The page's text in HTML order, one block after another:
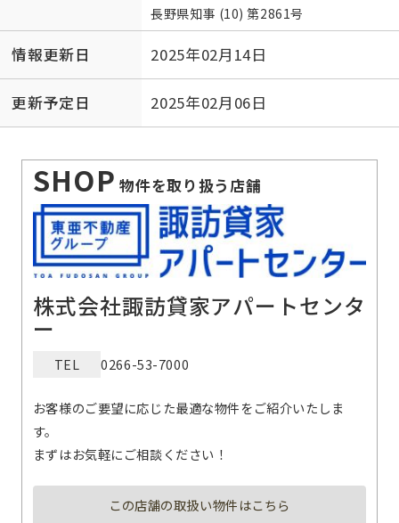
長野県知事 (10) 第2861号
情報更新日 2025年02月14日
更新予定日 2025年02月06日
SHOP 物件を取り扱う店舗
株式会社諏訪貸家アパートセンタ
ー
TEL 0266-53-7000
お客様のご要望に応じた最適な物件をご紹介いたしま
す。
まずはお気軽にご相談ください！
この店舗の取扱い物件はこちら